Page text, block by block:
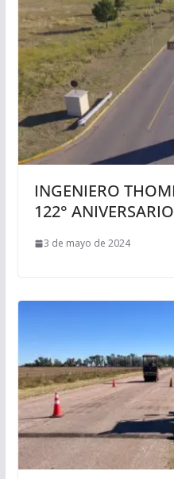
INGENIERO
122° ANIVERSARIO
3 de mayo de 2024